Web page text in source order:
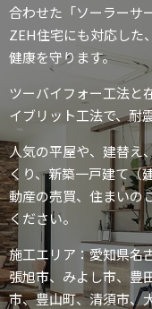
合わせた「ソーラーサ
ZEH住宅にも対応した
健康を守ります。
ツーバイフォー工法と
イブリット工法で、耐
人気の平屋や、建替え
くり、新築一戸建て（
動産の売買、住まいの
ください。
施工エリア：愛知県名
張旭市、みよし市、豊
市、豊山町、清須市、